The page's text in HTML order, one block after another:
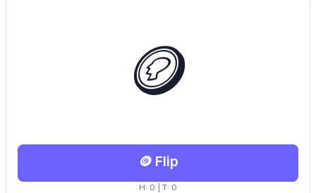
🪙
🪙 Flip
H: 0 | T: 0